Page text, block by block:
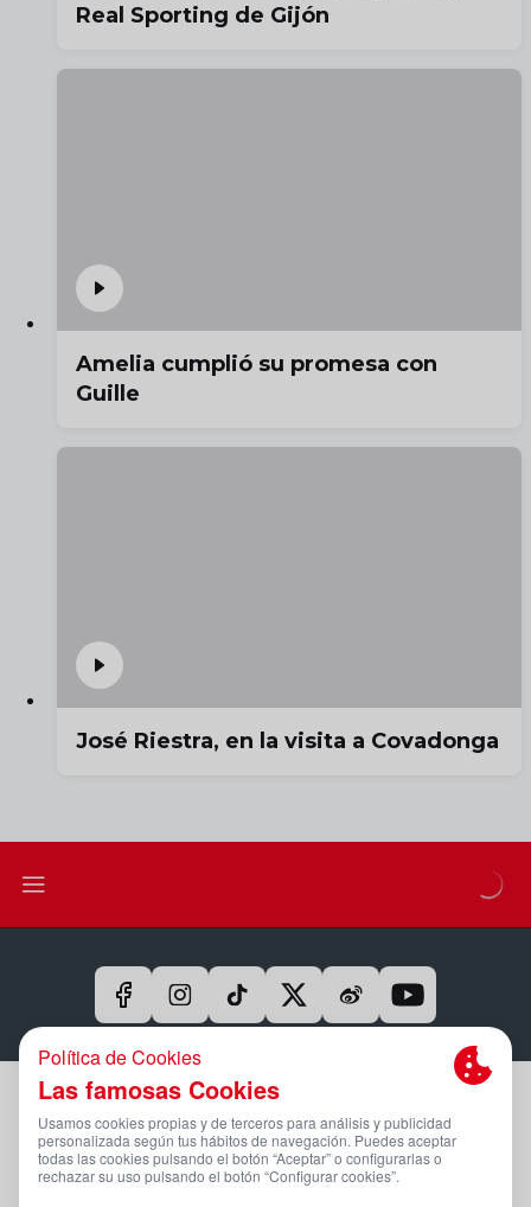
Real Sporting de Gijón
Amelia cumplió su promesa con
Guille
José Riestra, en la visita a Covadonga
Aviso Legal Y Condiciones De Uso
Política De Privacidad